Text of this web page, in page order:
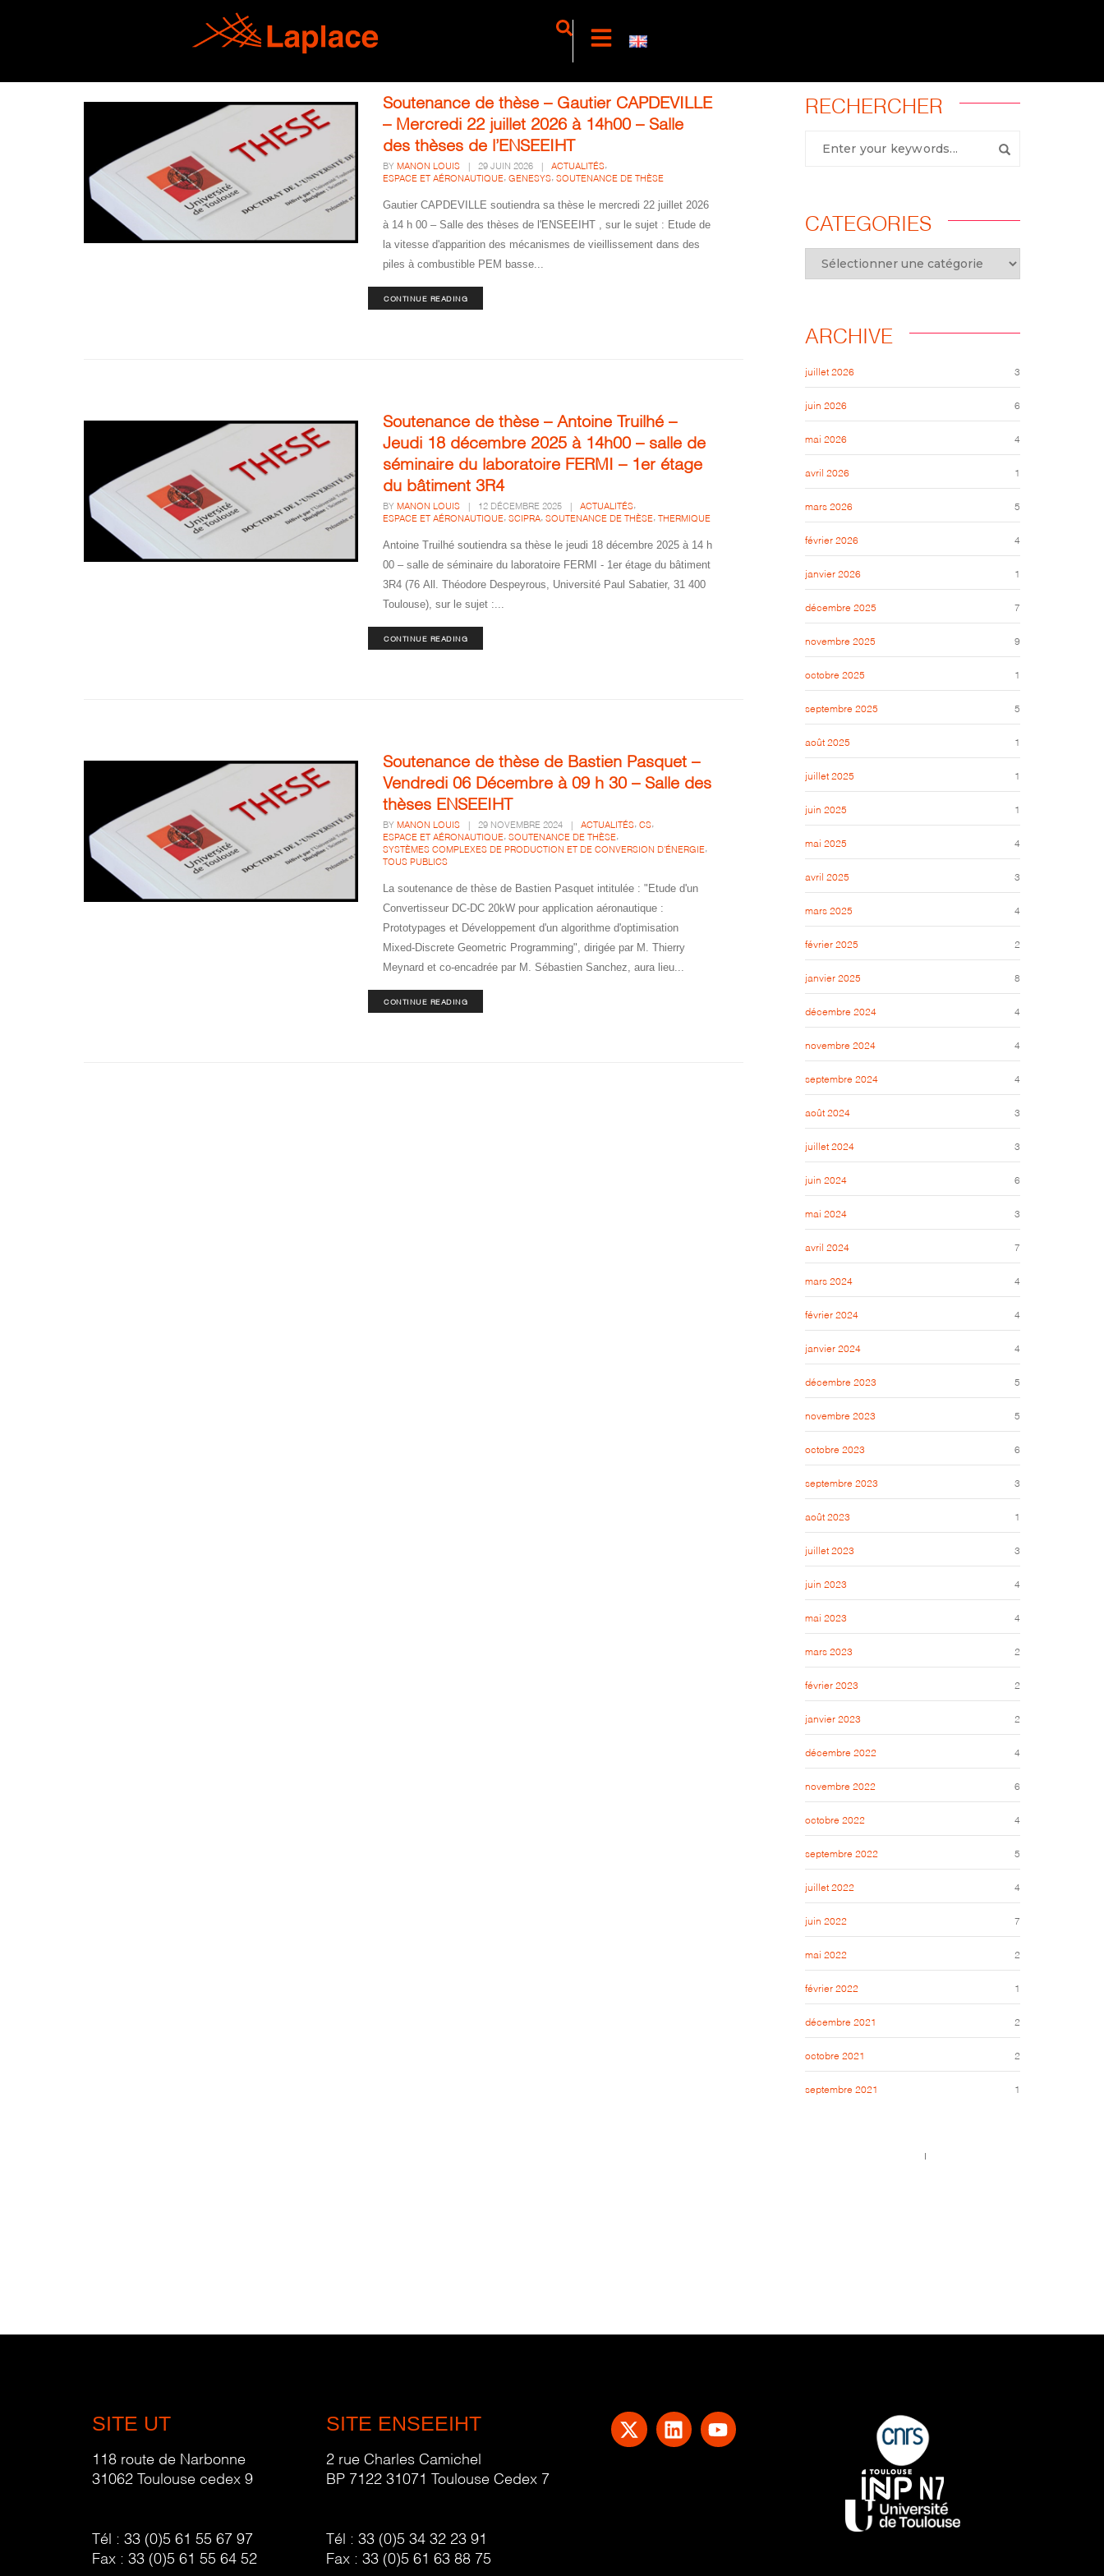
Soutenance de thèse – Gautier CAPDEVILLE
– Mercredi 22 juillet 2026 à 14h00 – Salle
des thèses de l’ENSEEIHT
BY MANON LOUIS 29 JUIN 2026 ACTUALITÉS ,
ESPACE ET AÉRONAUTIQUE ,GENESYS ,SOUTENANCE DE THÈSE
Gautier CAPDEVILLE soutiendra sa thèse le mercredi 22 juillet 2026
à 14 h 00 – Salle des thèses de l'ENSEEIHT , sur le sujet : Etude de
la vitesse d'apparition des mécanismes de vieillissement dans des
piles à combustible PEM basse...
CONTINUE READING
Soutenance de thèse – Antoine Truilhé –
Jeudi 18 décembre 2025 à 14h00 – salle de
séminaire du laboratoire FERMI – 1er étage
du bâtiment 3R4
BY MANON LOUIS 12 DÉCEMBRE 2025 ACTUALITÉS ,
ESPACE ET AÉRONAUTIQUE ,SCIPRA ,SOUTENANCE DE THÈSE , THERMIQUE
Antoine Truilhé soutiendra sa thèse le jeudi 18 décembre 2025 à 14 h
00 – salle de séminaire du laboratoire FERMI - 1er étage du bâtiment
3R4 (76 All. Théodore Despeyrous, Université Paul Sabatier, 31 400
Toulouse), sur le sujet :...
CONTINUE READING
Soutenance de thèse de Bastien Pasquet –
Vendredi 06 Décembre à 09 h 30 – Salle des
thèses ENSEEIHT
BY MANON LOUIS 29 NOVEMBRE 2024 ACTUALITÉS ,CS ,
ESPACE ET AÉRONAUTIQUE ,SOUTENANCE DE THÈSE ,
SYSTÈMES COMPLEXES DE PRODUCTION ET DE CONVERSION D'ÉNERGIE ,
TOUS PUBLICS
La soutenance de thèse de Bastien Pasquet intitulée : "Etude d'un
Convertisseur DC-DC 20kW pour application aéronautique :
Prototypages et Développement d'un algorithme d'optimisation
Mixed-Discrete Geometric Programming", dirigée par M. Thierry
Meynard et co-encadrée par M. Sébastien Sanchez, aura lieu...
CONTINUE READING
RECHERCHER
CATEGORIES
ARCHIVE
juillet 2026 3
juin 2026 6
mai 2026 4
avril 2026 1
mars 2026 5
février 2026 4
janvier 2026 1
décembre 2025 7
novembre 2025 9
octobre 2025 1
septembre 2025 5
août 2025 1
juillet 2025 1
juin 2025 1
mai 2025 4
avril 2025 3
mars 2025 4
février 2025 2
janvier 2025 8
décembre 2024 4
novembre 2024 4
septembre 2024 4
août 2024 3
juillet 2024 3
juin 2024 6
mai 2024 3
avril 2024 7
mars 2024 4
février 2024 4
janvier 2024 4
décembre 2023 5
novembre 2023 5
octobre 2023 6
septembre 2023 3
août 2023 1
juillet 2023 3
juin 2023 4
mai 2023 4
mars 2023 2
février 2023 2
janvier 2023 2
décembre 2022 4
novembre 2022 6
octobre 2022 4
septembre 2022 5
juillet 2022 4
juin 2022 7
mai 2022 2
février 2022 1
décembre 2021 2
octobre 2021 2
septembre 2021 1
SITE UT
118 route de Narbonne
31062 Toulouse cedex 9
Tél : 33 (0)5 61 55 67 97
Fax : 33 (0)5 61 55 64 52
SITE ENSEEIHT
2 rue Charles Camichel
BP 7122 31071 Toulouse Cedex 7
Tél : 33 (0)5 34 32 23 91
Fax : 33 (0)5 61 63 88 75